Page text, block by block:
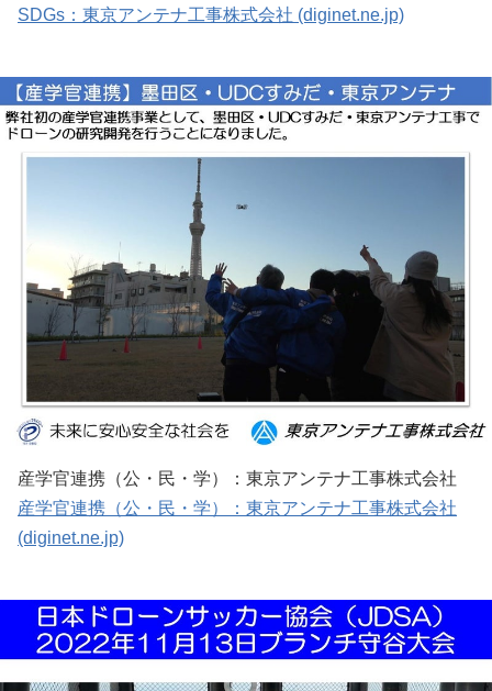
SDGs：東京アンテナ工事株式会社 (diginet.ne.jp)
産学官連携（公・民・学）：東京アンテナ工事株式会社
産学官連携（公・民・学）：東京アンテナ工事株式会社
(diginet.ne.jp)